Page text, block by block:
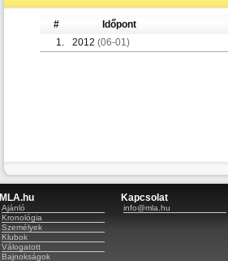
# Időpont
1.
2012 (06-01)
MLA.hu
Ajánló
Kronológia
Személyek
Klubok
Válogatott
Bajnokságok
Kapcsolat
info@mla.hu